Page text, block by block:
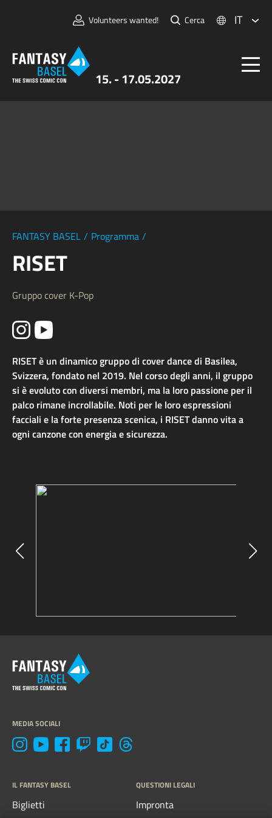
15. - 17.05.2027
Volunteers wanted! Cerca IT
FANTASY BASEL / Programma /
RISET
Gruppo cover K-Pop
RISET è un dinamico gruppo di cover dance di Basilea,
Svizzera, fondato nel 2019. Nel corso degli anni, il gruppo
si è evoluto con diversi membri, ma la loro passione per il
palco rimane incrollabile. Noti per le loro espressioni
facciali e la forte presenza scenica, i RISET danno vita a
ogni canzone con energia e sicurezza.
MEDIA SOCIALI
IL FANTASY BASEL
Biglietti
QUESTIONI LEGALI
Impronta